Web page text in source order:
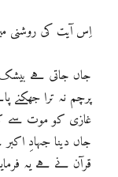
اِس آیت کی روشنی
جاں جاتی ہے
پرچم نہ ترا جھکنے
غازی کو موت سے
جاں دینا جہادِ
قرآن نے ہے یہ